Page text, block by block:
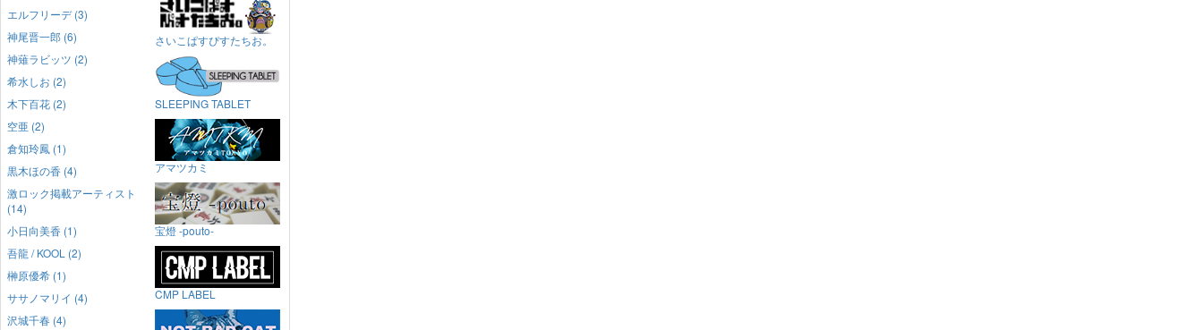
エルフリーデ (3)
神尾晋一郎 (6)
神薙ラビッツ (2)
希水しお (2)
木下百花 (2)
空亜 (2)
倉知玲鳳 (1)
黒木ほの香 (4)
激ロック掲載アーティスト
(14)
小日向美香 (1)
吾龍 / KOOL (2)
榊原優希 (1)
ササノマリイ (4)
沢城千春 (4)
さいこぱすぴすたちお。
SLEEPING TABLET
アマツカミ
宝燈 -pouto-
CMP LABEL